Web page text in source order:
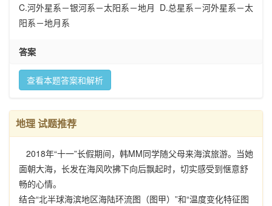
C.河外星系－银河系－太阳系－地月 D.总星系－河外星系－太
阳系－地月系
答案
查看本题答案和解析
地理 试题推荐
2018年“十一”长假期间，韩MM同学随父母来海滨旅游。当她
面朝大海，长发在海风吹拂下向后飘起时，切实感受到惬意舒
畅的心情。
结合“北半球海滨地区海陆环流图（图甲）”和“温度变化特征图